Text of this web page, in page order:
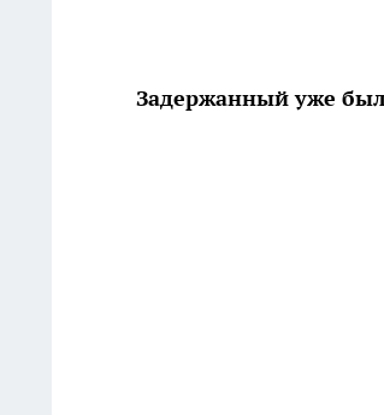
Задержанный уже